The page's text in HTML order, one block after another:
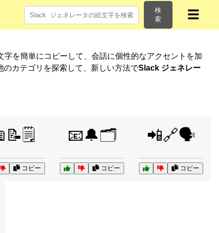
検
索
☰
を簡単にコピーして、会話に個性的なアクセントを加
カテゴリを探索して、新しい方法でSlack ジェネレー
コピー
📧🔔🗂️
コピー
📲🔗🗣️
コピー